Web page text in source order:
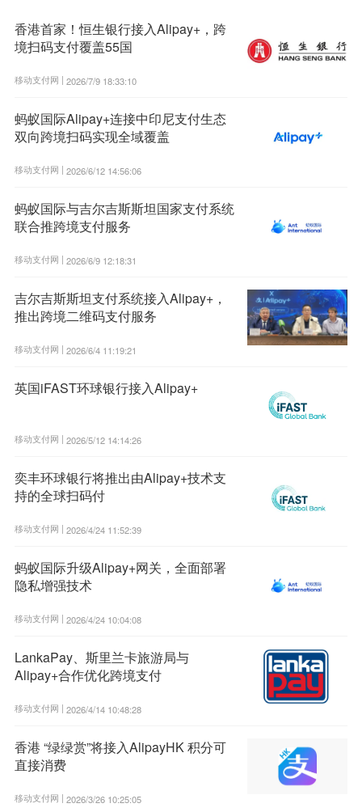
香港首家！恒生银行接入Alipay+，跨
境扫码支付覆盖55国
移动支付网 | 2026/7/9 18:33:10
蚂蚁国际Alipay+连接中印尼支付生态
双向跨境扫码实现全域覆盖
移动支付网 | 2026/6/12 14:56:06
蚂蚁国际与吉尔吉斯斯坦国家支付系统
联合推跨境支付服务
移动支付网 | 2026/6/9 12:18:31
吉尔吉斯斯坦支付系统接入Alipay+，
推出跨境二维码支付服务
移动支付网 | 2026/6/4 11:19:21
英国iFAST环球银行接入Alipay+
移动支付网 | 2026/5/12 14:14:26
奕丰环球银行将推出由Alipay+技术支
持的全球扫码付
移动支付网 | 2026/4/24 11:52:39
蚂蚁国际升级Alipay+网关，全面部署
隐私增强技术
移动支付网 | 2026/4/24 10:04:08
LankaPay、斯里兰卡旅游局与
Alipay+合作优化跨境支付
移动支付网 | 2026/4/14 10:48:28
香港 “绿绿赏”将接入AlipayHK 积分可
直接消费
移动支付网 | 2026/3/26 10:25:05